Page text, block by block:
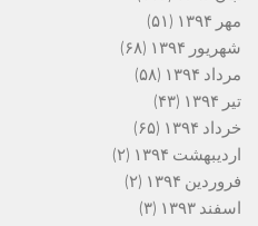
مهر ۱۳۹۴
(۵۱)
شهریور ۱۳۹۴
(۶۸)
مرداد ۱۳۹۴
(۵۸)
تیر ۱۳۹۴
(۴۳)
خرداد ۱۳۹۴
(۶۵)
اردیبهشت ۱۳۹۴
(۲)
فروردین ۱۳۹۴
(۲)
اسفند ۱۳۹۳
(۳)